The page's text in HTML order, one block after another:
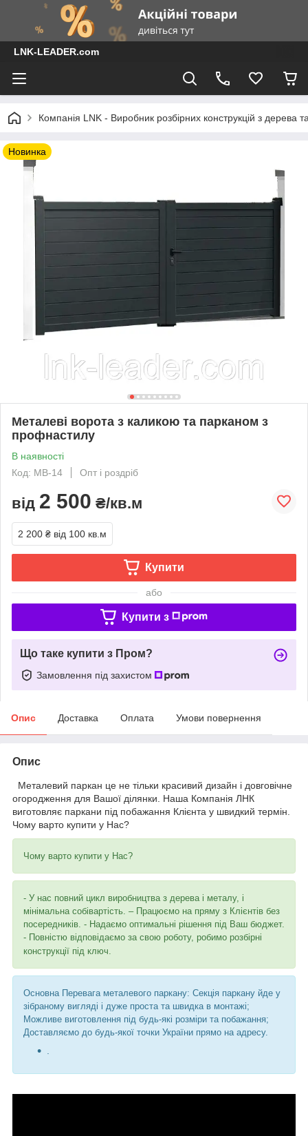
LNK-LEADER.com
Компанія LNK - Виробник розбірних конструкцій з дерева
Новинка
Металеві ворота з каликою та парканом з
профнастилу
В наявності
Код: МВ-14
Опт і роздріб
від 2 500 ₴/кв.м
2 200 ₴ від 100 кв.м
Купити
або
Купити з
Що таке купити з Пром?
Замовлення під захистом
Опис Доставка Оплата Умови повернення
Опис
Металевий паркан це не тільки красивий дизайн і довговічне
огородження для Вашої ділянки. Наша Компанія ЛНК
виготовляє паркани під побажання Клієнта у швидкий термін.
Чому варто купити у Нас?
Чому варто купити у Нас?
- У нас повний цикл виробництва з дерева і металу, і
мінімальна собівартість. – Працюємо на пряму з Клієнтів без
посередників. - Надаємо оптимальні рішення під Ваш бюджет.
- Повністю відповідаємо за свою роботу, робимо розбірні
конструкції під ключ.
Основна Перевага металевого паркану: Секція паркану йде у
зібраному вигляді і дуже проста та швидка в монтажі;
Можливе виготовлення під будь-які розміри та побажання;
Доставляємо до будь-якої точки України прямо на адресу.